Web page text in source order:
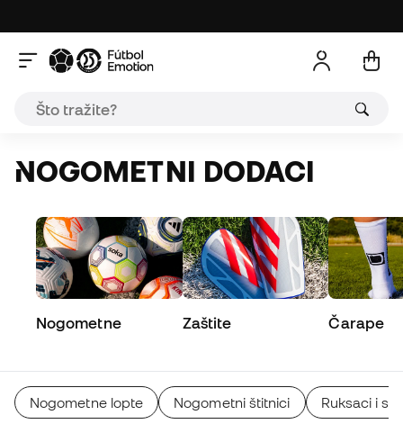
NOGOMETNI DODACI
Nogometne Zaštite Čarape
Nogometne lopte Nogometni štitnici Ruksaci i